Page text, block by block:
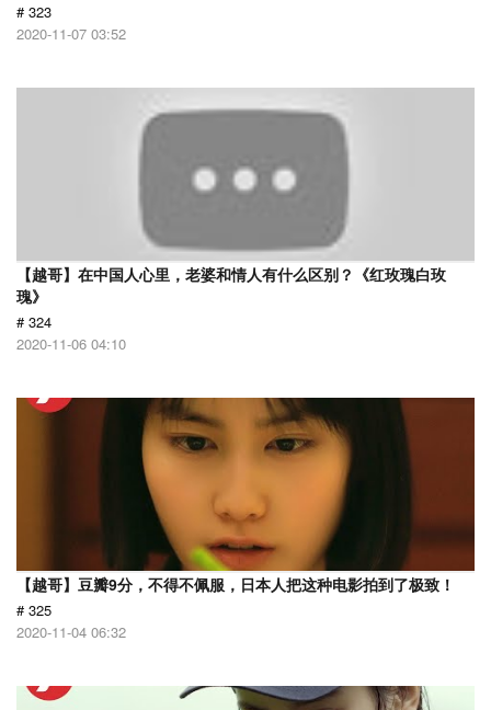
# 323
2020-11-07 03:52
【越哥】在中国人心里，老婆和情人有什么区别？《红玫瑰白玫
瑰》
# 324
2020-11-06 04:10
【越哥】豆瓣9分，不得不佩服，日本人把这种电影拍到了极致！
# 325
2020-11-04 06:32